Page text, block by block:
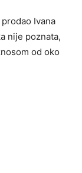
Ivana
nije poznata,
od oko